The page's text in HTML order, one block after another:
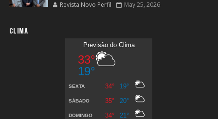
Revista Novo Perfil May 25, 2026
CLIMA